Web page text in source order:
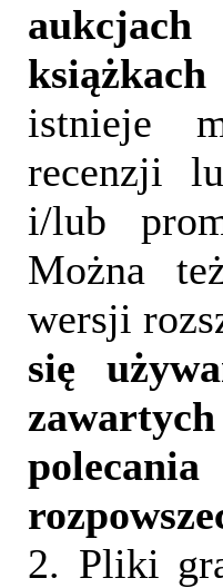
istnieje
recenzji
i/lub
Można
wersji
się
2. Pliki